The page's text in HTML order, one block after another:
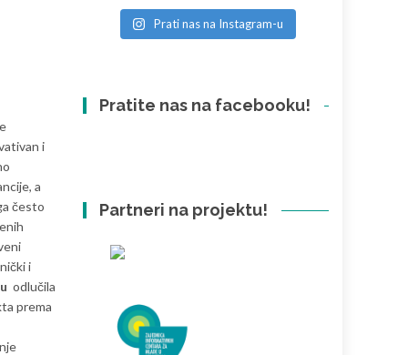
i
a
često
i
odlučila
prema
Prati nas na Instagram-u
Pratite nas na facebooku!
Partneri na projektu!